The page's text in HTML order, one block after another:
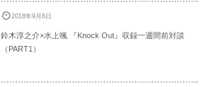
2018年9月6日
鈴木淳之介×水上颯 『Knock Out』収録一週間前対談
（PART1）